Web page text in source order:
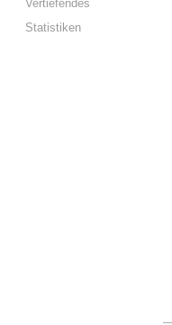
Vertiefendes
Statistiken